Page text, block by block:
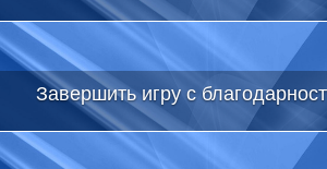
Завершить игру с